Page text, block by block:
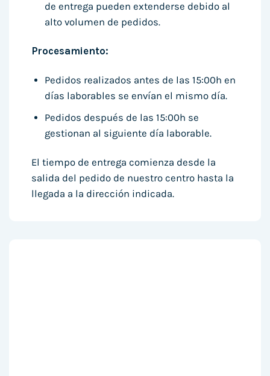
de entrega pueden extenderse debido al
alto volumen de pedidos.
Procesamiento:
Pedidos realizados antes de las 15:00h en
días laborables se envían el mismo día.
Pedidos después de las 15:00h se
gestionan al siguiente día laborable.
El tiempo de entrega comienza desde la
salida del pedido de nuestro centro hasta la
llegada a la dirección indicada.